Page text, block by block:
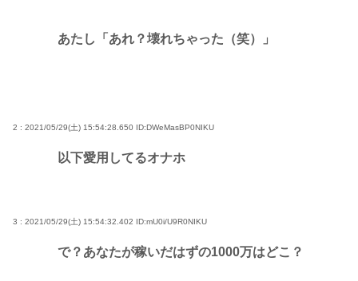
あたし「あれ？壊れちゃった（笑）」
2 : 2021/05/29(土) 15:54:28.650 ID:DWeMasBP0NIKU
以下愛用してるオナホ
3 : 2021/05/29(土) 15:54:32.402 ID:mU0i/U9R0NIKU
で？あなたが稼いだはずの1000万はどこ？